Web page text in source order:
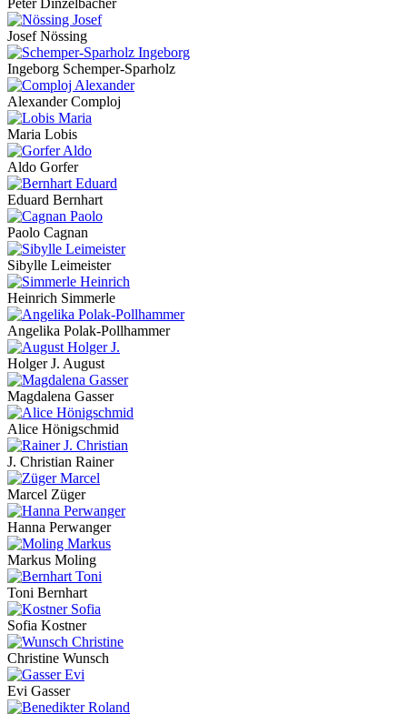
Josef Nössing
Ingeborg Schemper-Sparholz
Alexander Comploj
Maria Lobis
Aldo Gorfer
Eduard Bernhart
Paolo Cagnan
Sibylle Leimeister
Heinrich Simmerle
Angelika Polak-Pollhammer
Holger J. August
Magdalena Gasser
Alice Hönigschmid
J. Christian Rainer
Marcel Züger
Hanna Perwanger
Markus Moling
Toni Bernhart
Sofia Kostner
Christine Wunsch
Evi Gasser